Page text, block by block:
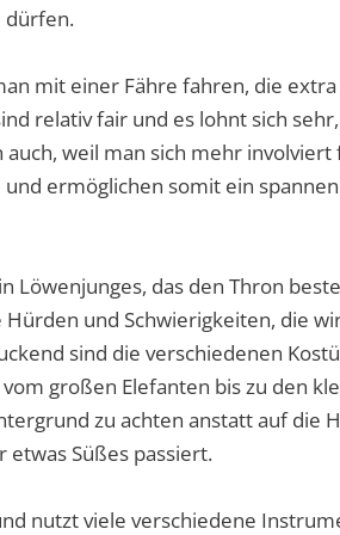
der
Klassenfahrt
dürfen.
mit einer Fähre fahren, die
relativ fair und es lohnt sich
auch, weil man sich mehr involviert
ermöglichen somit ein
Löwenjunges, das den Thron
und Schwierigkeiten, die
sind die verschiedenen
großen Elefanten bis zu den
zu achten anstatt auf die
etwas Süßes passiert.
nutzt viele verschiedene